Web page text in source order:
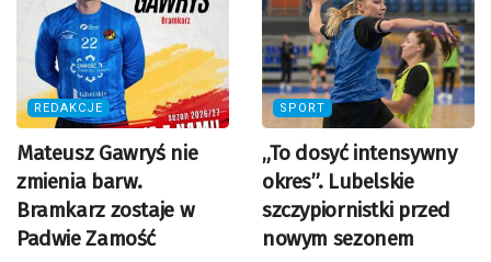
REDAKCJE
Mateusz Gawryś nie
zmienia barw.
Bramkarz zostaje w
Padwie Zamość
SPORT
„To dosyć intensywny
okres”. Lubelskie
szczypiornistki przed
nowym sezonem